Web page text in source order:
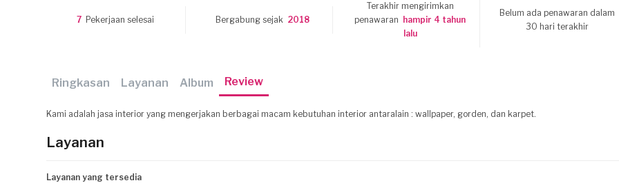
7 Pekerjaan selesai Bergabung sejak 2018
Terakhir mengirimkan
penawaran hampir 4 tahun
lalu
Belum ada penawaran dalam
30 hari terakhir
Ringkasan Layanan Album Review
Kami adalah jasa interior yang mengerjakan berbagai macam kebutuhan interior antaralain : wallpaper, gorden, dan karpet.
Layanan
Layanan yang tersedia